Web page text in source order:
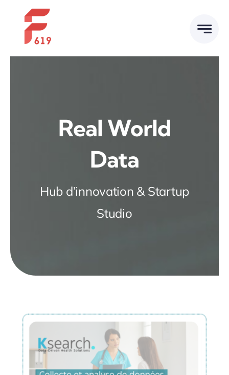
Real World
Data
Hub d’innovation & Startup
Studio